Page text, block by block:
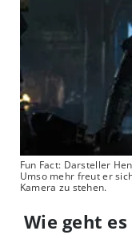
Fun Fact: Darsteller
Umso mehr freut er
Kamera zu stehen.
Wie geht